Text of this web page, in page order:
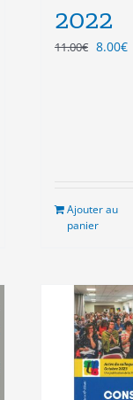
2022
11.00€ Le
8.00€Le
Ajouter au
panier